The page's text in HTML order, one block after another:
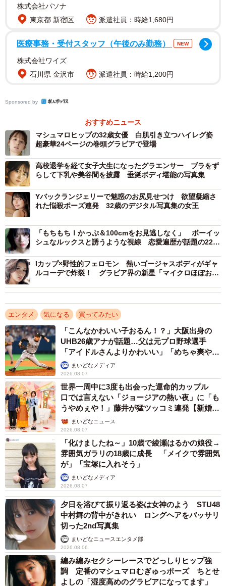
株式会社パソナ
東京都 新宿区
派遣社員：時給1,680円
医療事務・受付スタッフ（午後のみ勤務） NEW
株式会社ワイズ
石川県 金沢市
派遣社員：時給1,200円
Sponsored by
おすすめニュース
マシュマロヒップの32歳女優 白肌引き立つハイレグ姿
超豪華24ページの巻頭グラビアで登場
高校退学を経て女子大生になったグラエンサー ブラをず
らして下乳や美谷間を披露 垂涎ボディ堪能の写真集
Yバックランジェリーで魅惑のお尻見せつけ 欲望凝縮さ
れた悩殺ポーズ連発 32歳のデジタル写真集の女王
「もちもちＩかっぷ＆100cmをお見逃しなく」 ボーイッ
シュなルックスと誘うような視線 恋愛遍歴が話題の22歳
Iカップ×野性的フェロモン 熱いゴージャスボディがギャ
ルコーデで炸裂！ グラビア界の新星「マイクロほぼお初
エンタメ 気になる 買ってみたい
「こんなかわいい子おるん！？」大阪出身の
UHB26歳アナが話題…父は元プロ野球選手
「アイドルさんよりかわいい」「めちゃ爽や
か」まいどなメディア
2026.08.07
世界一周中に3度も出会った運命的カップル
口では言えない「ジョージアの熱い夜」に「も
うやめぇや！」藤井が猛ツッコミ連発【新婚さ
ん】まいどなニュース
2026.08.07
「化けましたね～」10歳で綾瀬はるかの娘役→
雰囲気ガラリの18歳に成長 「メイクで雰囲気
が」「宝塚に入れそう」
まいどなメディア
2026.08.07
夕日を浴びて振り返る姿は女神のよう STU48
中村舞の背中がきれい ロングヘアをバッサリ
切った2nd写真集
まいどなニュースエンタメ部
2026.08.06
編み編みセクシーレースでどっしりヒップ強
調 定番のマシュマロむぎゅっポーズ ちとせ
よしの「湿度高めのグラビアになってます」